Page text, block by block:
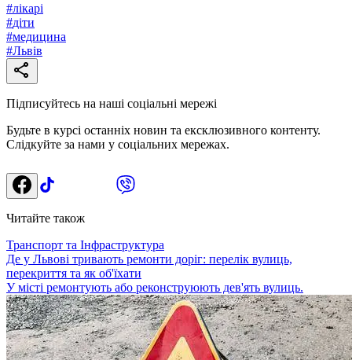
#лікарі
#діти
#медицина
#Львів
Підписуйтесь на наші соціальні мережі
Будьте в курсі останніх новин та ексклюзивного контенту.
Слідкуйте за нами у соціальних мережах.
Читайте також
Транспорт та Інфраструктура
Де у Львові тривають ремонти доріг: перелік вулиць,
перекриття та як об'їхати
У місті ремонтують або реконструюють дев'ять вулиць.